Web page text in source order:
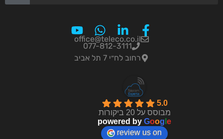
5.0
מבוסס על 20 ביקורות
powered by Goog e
review us on
רחוב לח״י 7 תל אביב
077-812-3111
office@teleco.co.il